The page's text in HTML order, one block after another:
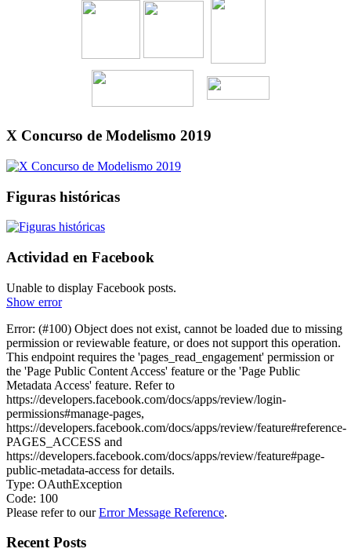
X Concurso de Modelismo 2019
Figuras históricas
Actividad en Facebook
Unable to display Facebook posts.
Show error
Error: (#100) Object does not exist, cannot be loaded due to missing
permission or reviewable feature, or does not support this operation.
This endpoint requires the 'pages_read_engagement' permission or
the 'Page Public Content Access' feature or the 'Page Public
Metadata Access' feature. Refer to
https://developers.facebook.com/docs/apps/review/login-
permissions#manage-pages,
https://developers.facebook.com/docs/apps/review/feature#reference-
PAGES_ACCESS and
https://developers.facebook.com/docs/apps/review/feature#page-
public-metadata-access for details.
Type: OAuthException
Code: 100
Please refer to ourError Message Reference.
Recent Posts